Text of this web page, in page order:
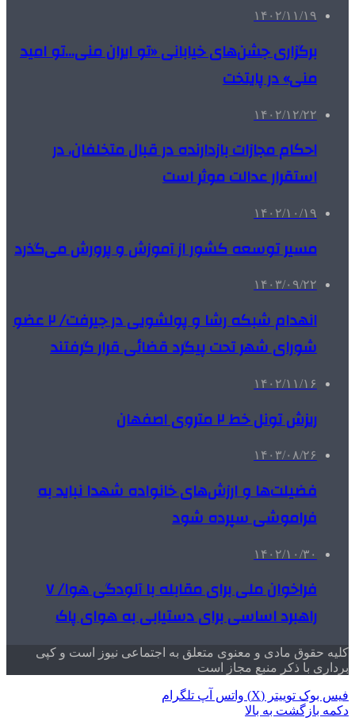
۱۴۰۲/۱۱/۱۹
برگزاری جشن‌های خیابانی «تو ایران منی…تو امید
منی» در پایتخت
۱۴۰۲/۱۲/۲۲
احکام مجازات بازدارنده در قبال متخلفان، در
استقرار عدالت موثر است
۱۴۰۲/۱۰/۱۹
مسیر توسعه کشور از آموزش و پرورش می‌گذرد
۱۴۰۳/۰۹/۲۲
انهدام شبکه رشا و پولشویی در جیرفت/ ۲ عضو
شورای شهر تحت پیگرد قضائی قرار گرفتند
۱۴۰۲/۱۱/۱۶
ریزش تونل خط ۲ متروی اصفهان
۱۴۰۳/۰۸/۲۶
فضیلت‌ها و ارزش‌های خانواده شهدا نباید به
فراموشی سپرده شود
۱۴۰۲/۱۰/۳۰
فراخوان ملی برای مقابله با آلودگی هوا/ ۷
راهبرد اساسی برای دستیابی به هوای پاک
کلیه حقوق مادی و معنوی متعلق به اجتماعی نیوز است و کپی
برداری با ذکر منبع مجاز است
فیس بوک توییتر (X) واتس آپ تلگرام
دکمه بازگشت به بالا